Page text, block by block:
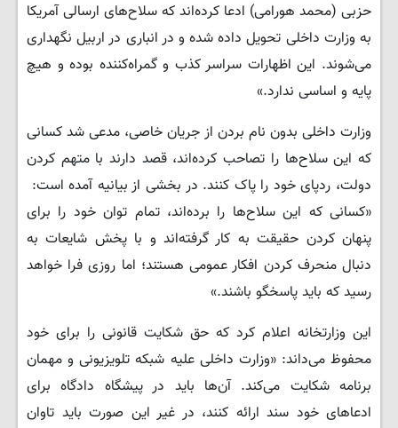
حزبی (محمد هورامی) ادعا کرده‌اند که سلاح‌های ارسالی آمریکا
به وزارت داخلی تحویل داده شده و در انباری در اربیل نگهداری
می‌شوند. این اظهارات سراسر کذب و گمراه‌کننده بوده و هیچ
پایه و اساسی ندارد.»
​وزارت داخلی بدون نام بردن از جریان خاصی، مدعی شد کسانی
که این سلاح‌ها را تصاحب کرده‌اند، قصد دارند با متهم کردن
دولت، ردپای خود را پاک کنند. در بخشی از بیانیه آمده است: ​
«کسانی که این سلاح‌ها را برده‌اند، تمام توان خود را برای
پنهان کردن حقیقت به کار گرفته‌اند و با پخش شایعات به
دنبال منحرف کردن افکار عمومی هستند؛ اما روزی فرا خواهد
رسید که باید پاسخگو باشند.»
​این وزارتخانه اعلام کرد که حق شکایت قانونی را برای خود
محفوظ می‌داند: ​«وزارت داخلی علیه شبکه تلویزیونی و مهمان
برنامه شکایت می‌کند. آن‌ها باید در پیشگاه دادگاه برای
ادعاهای خود سند ارائه کنند، در غیر این صورت باید تاوان